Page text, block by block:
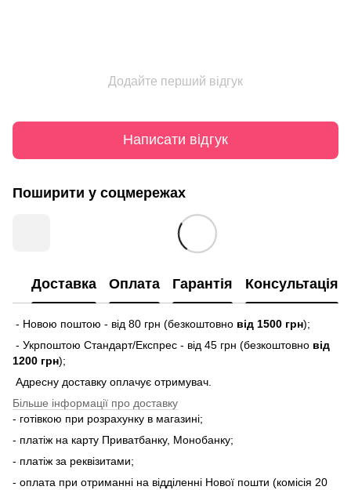
Додайте перший відгук
Написати відгук
Поширити у соцмережах
Доставка Оплата Гарантія Консультація
- Новою поштою - від 80 грн (безкоштовно від 1500 грн);
- Укрпоштою Стандарт/Експрес - від 45 грн (безкоштовно від
1200 грн);
Адресну доставку оплачує отримувач.
Більше інформації про доставку
- готівкою при розрахунку в магазині;
- платіж на карту Приватбанку, Монобанку;
- платіж за реквізитами;
- оплата при отриманні на відділенні Нової пошти (комісія 20